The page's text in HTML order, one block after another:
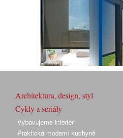
Architektura, design, styl
Cykly a seriály
Vybavujeme interiér
Praktická moderní kuchyně